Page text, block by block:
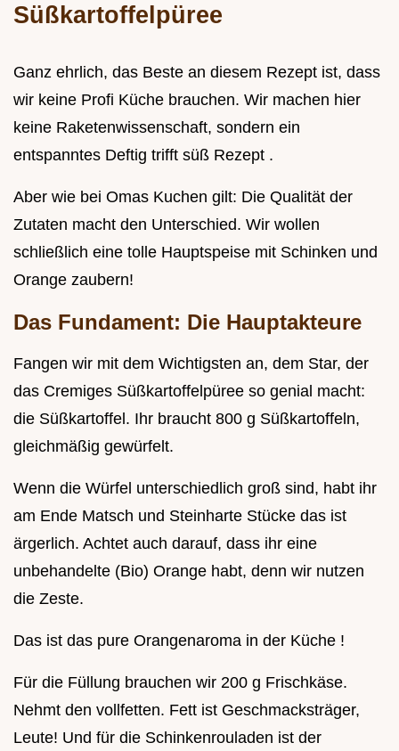
Süßkartoffelpüree
Ganz ehrlich, das Beste an diesem Rezept ist, dass
wir keine Profi Küche brauchen. Wir machen hier
keine Raketenwissenschaft, sondern ein
entspanntes Deftig trifft süß Rezept .
Aber wie bei Omas Kuchen gilt: Die Qualität der
Zutaten macht den Unterschied. Wir wollen
schließlich eine tolle Hauptspeise mit Schinken und
Orange zaubern!
Das Fundament: Die Hauptakteure
Fangen wir mit dem Wichtigsten an, dem Star, der
das Cremiges Süßkartoffelpüree so genial macht:
die Süßkartoffel. Ihr braucht 800 g Süßkartoffeln,
gleichmäßig gewürfelt.
Wenn die Würfel unterschiedlich groß sind, habt ihr
am Ende Matsch und Steinharte Stücke das ist
ärgerlich. Achtet auch darauf, dass ihr eine
unbehandelte (Bio) Orange habt, denn wir nutzen
die Zeste.
Das ist das pure Orangenaroma in der Küche !
Für die Füllung brauchen wir 200 g Frischkäse.
Nehmt den vollfetten. Fett ist Geschmacksträger,
Leute! Und für die Schinkenrouladen ist der